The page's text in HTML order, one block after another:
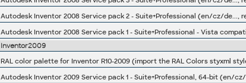
Autodesk Inventor 2008 Service pack 2 - Suite+Professional (en/cz/de...,
Autodesk Inventor 2008 Service pack 1 - Suite+Professional - Vista
Inventor2009
RAL color palette for Inventor R10-2009 (import the RAL Colors styxml
Autodesk Inventor 2009 Service pack 1 - Suite+Professional, 64-bit (en/